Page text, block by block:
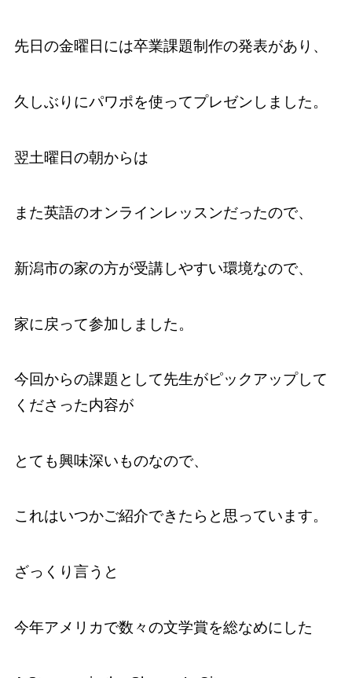
先日の金曜日には卒業課題制作の発表があり、
久しぶりにパワポを使ってプレゼンしました。
翌土曜日の朝からは
また英語のオンラインレッスンだったので、
新潟市の家の方が受講しやすい環境なので、
家に戻って参加しました。
今回からの課題として先生がピックアップして
くださった内容が
とても興味深いものなので、
これはいつかご紹介できたらと思っています。
ざっくり言うと
今年アメリカで数々の文学賞を総なめにした